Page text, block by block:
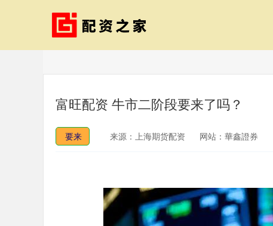
富旺配资 牛市二阶段要来了吗？
要来 来源：上海期货配资 网站：華鑫證券